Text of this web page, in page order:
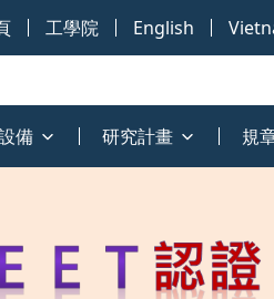
工學院 English
備 研究計畫 規